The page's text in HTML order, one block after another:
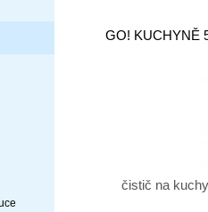
GO! KUCHYNĚ
čistič na